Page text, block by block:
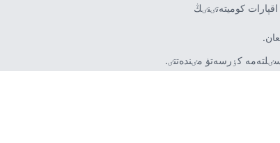
كوميتەتٸنٸڭ
سٸلتەمە كٶرسەتۋ مٸندەتتٸ.
سەيكەس كەلە بەرمەۋٸ